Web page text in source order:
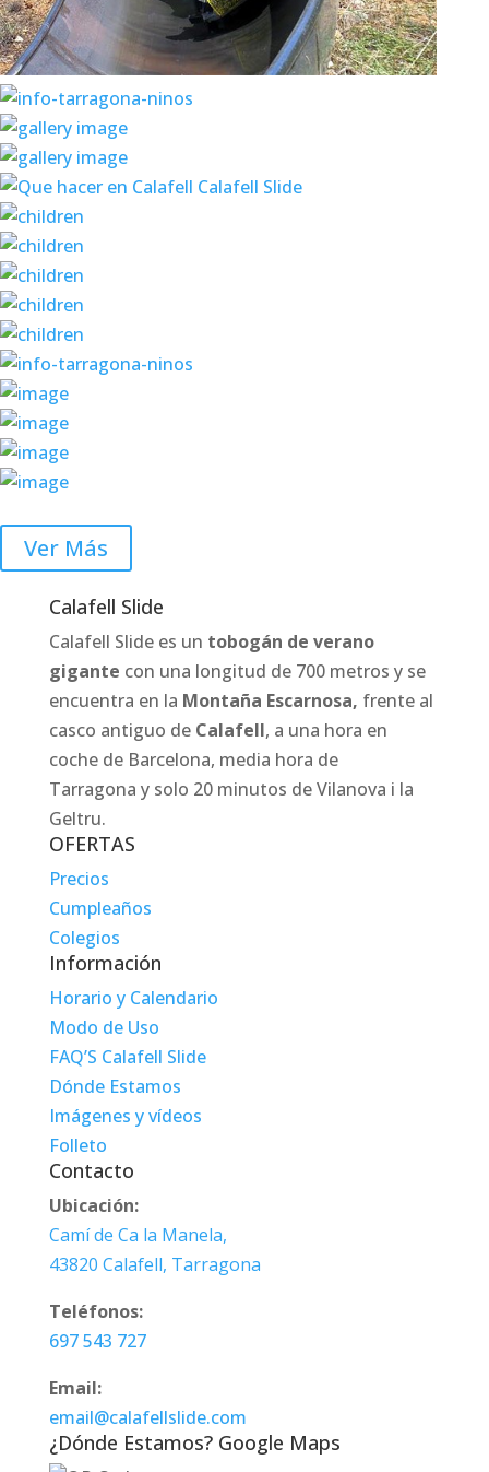
Ver Más
Calafell Slide
Calafell Slide es un tobogán de verano
gigante con una longitud de 700 metros y se
encuentra en la Montaña Escarnosa, frente al
casco antiguo de Calafell, a una hora en
coche de Barcelona, media hora de
Tarragona y solo 20 minutos de Vilanova i la
Geltru.
OFERTAS
Precios
Cumpleaños
Colegios
Información
Horario y Calendario
Modo de Uso
FAQ’S Calafell Slide
Dónde Estamos
Imágenes y vídeos
Folleto
Contacto
Ubicación:
Camí de Ca la Manela,
43820 Calafell, Tarragona
Teléfonos:
697 543 727
Email:
email@calafellslide.com
¿Dónde Estamos? Google Maps